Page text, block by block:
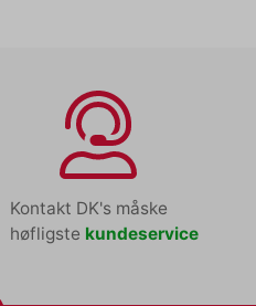
Kontakt DK's måske
høfligste kundeservice